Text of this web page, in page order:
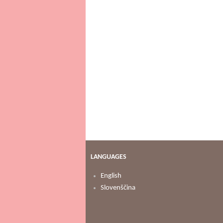
LANGUAGES
English
Slovenščina